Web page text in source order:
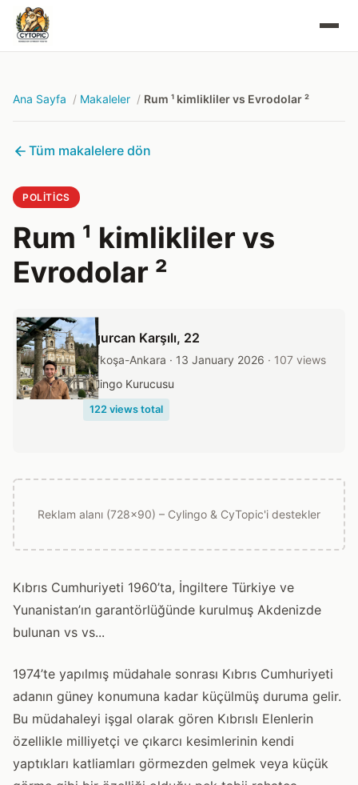
Ana Sayfa Makaleler Rum ¹ kimlikliler vs Evrodolar ²
Tüm makalelere dön
POLITICS
Rum ¹ kimlikliler vs
Evrodolar ²
Uğurcan Karşılı, 22
Lefkoşa-Ankara · 13 January 2026 · 107 views
Cylingo Kurucusu
122 views total
Reklam alanı (728x90) – Cylingo & CyTopic'i destekler
Kıbrıs Cumhuriyeti 1960’ta, İngiltere Türkiye ve
Yunanistan’ın garantörlüğünde kurulmuş Akdenizde
bulunan vs vs...
1974’te yapılmış müdahale sonrası Kıbrıs Cumhuriyeti
adanın güney konumuna kadar küçülmüş duruma gelir.
Bu müdahaleyi işgal olarak gören Kıbrıslı Elenlerin
özellikle milliyetçi ve çıkarcı kesimlerinin kendi
yaptıkları katliamları görmezden gelmek veya küçük